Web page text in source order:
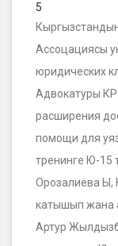
5
Ассоцациясы
юридических
Адвокатуры
расширения
помощи для
тренинге Ю-
Орозалиева Ы,
катышып жана
Артур